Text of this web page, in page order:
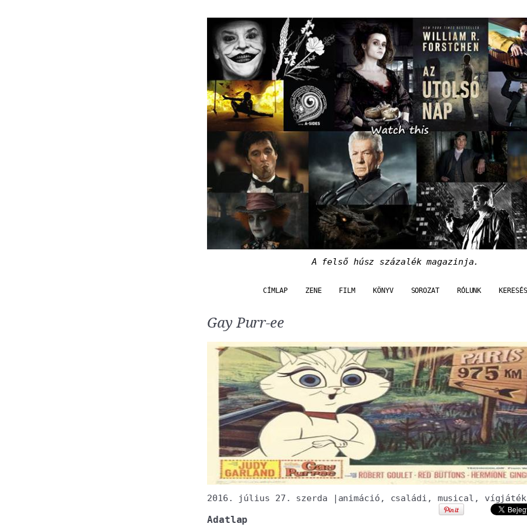
A felső húsz százalék magazinja.
CÍMLAP ZENE FILM KÖNYV SOROZAT RÓLUNK KERESÉS
Gay Purr-ee
2016. július 27. szerda | animáció , családi , musical , vígjáték
Adatlap